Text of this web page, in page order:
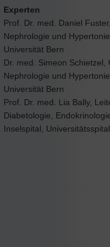
Experten
Prof. Dr. med. Daniel
Nephrologie und
Universität Bern
Dr. med. Simeon
Nephrologie und
Universität Bern
Prof. Dr. med. Lia Bally,
Diabetologie,
Inselspital,